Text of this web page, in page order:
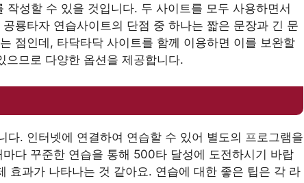
성할 수 있을 것입니다. 두 사이트를 모두 사용하면서
룡타자 연습사이트의 단점 중 하나는 짧은 문장과 긴 문
점인데, 타닥타닥 사이트를 함께 이용하면 이를 보완할
으므로 다양한 옵션을 제공합니다.
다. 인터넷에 연결하여 연습할 수 있어 별도의 프로그램을
다 꾸준한 연습을 통해 500타 달성에 도전하시기 바랍
효과가 나타나는 것 같아요. 연습에 대한 좋은 팁은 각 라